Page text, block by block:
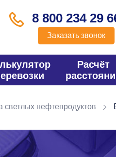
8 800 234 29
Заказать звонок
Расчёт
светлых нефтепродуктов